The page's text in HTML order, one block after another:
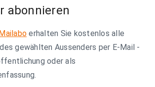
abonnieren
erhalten Sie kostenlos alle
gewählten Aussenders per E-Mail -
oder als